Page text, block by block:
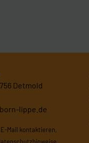
Detmold
lippe.de
Mail kontaktieren,